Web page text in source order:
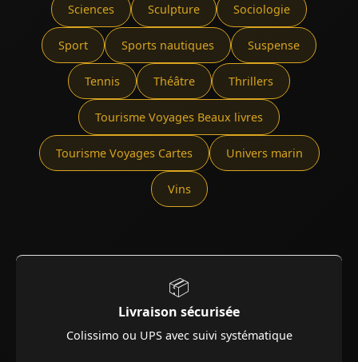
Sciences Sculpture Sociologie
Sport Sports nautiques Suspense
Tennis Théâtre Thrillers
Tourisme Voyages Beaux livres
Tourisme Voyages Cartes Univers marin
Vins
📦
Livraison sécurisée
Colissimo ou UPS avec suivi systématique